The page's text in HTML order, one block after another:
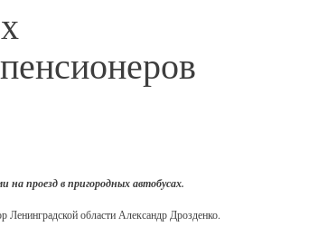
на проезд в пригородных автобусах.
Ленинградской области Александр Дрозденко.